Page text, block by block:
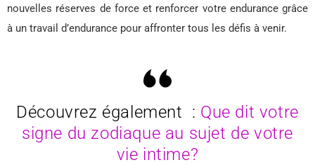
nouvelles réserves de force et renforcer votre endurance grâce
à un travail d’endurance pour affronter tous les défis à venir.
Découvrez également : Que dit votre
signe du zodiaque au sujet de votre
vie intime?